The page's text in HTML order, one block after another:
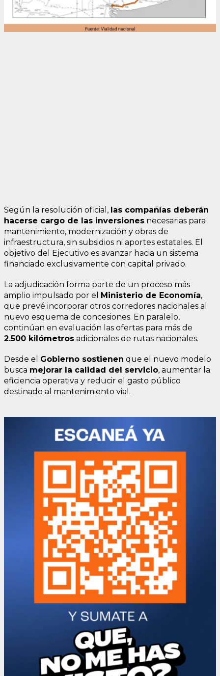
Según la resolución oficial, las compañías deberán
hacerse cargo de las inversiones necesarias para
mantenimiento, modernización y obras de
infraestructura, sin subsidios ni aportes estatales. El
objetivo del Ejecutivo es avanzar hacia un sistema
financiado exclusivamente con capital privado.
La adjudicación forma parte de un proceso más
amplio impulsado por el
Ministerio de Economía,
que prevé incorporar otros corredores nacionales al
nuevo esquema de concesiones. En paralelo,
continúan en evaluación las ofertas para más de
2.500 kilómetros adicionales de rutas nacionales.
Desde el Gobierno sostienen que el nuevo modelo
busca mejorar la calidad del servicio, aumentar la
eficiencia operativa y reducir el gasto público
destinado al mantenimiento vial.